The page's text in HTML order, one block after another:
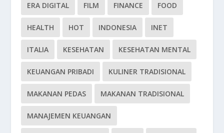
ERA DIGITAL FILM FINANCE FOOD
HEALTH HOT INDONESIA INET
ITALIA KESEHATAN KESEHATAN MENTAL
KEUANGAN PRIBADI KULINER TRADISIONAL
MAKANAN PEDAS MAKANAN TRADISIONAL
MANAJEMEN KEUANGAN